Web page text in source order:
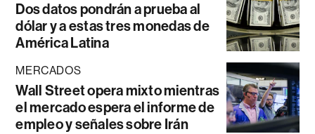
Dos datos pondrán a prueba al
dólar y a estas tres monedas de
América Latina
MERCADOS
Wall Street opera mixto mientras
el mercado espera el informe de
empleo y señales sobre Irán